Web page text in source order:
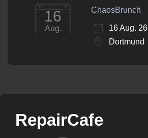
RepairCafe
16
Aug.
ChaosBrunch
16 Aug. 26
Dortmund